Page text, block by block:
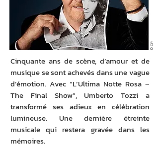
© DR
Cinquante ans de scène, d’amour et de
musique se sont achevés dans une vague
d’émotion. Avec “L’Ultima Notte Rosa –
The Final Show”, Umberto Tozzi a
transformé ses adieux en célébration
lumineuse. Une dernière étreinte
musicale qui restera gravée dans les
mémoires.